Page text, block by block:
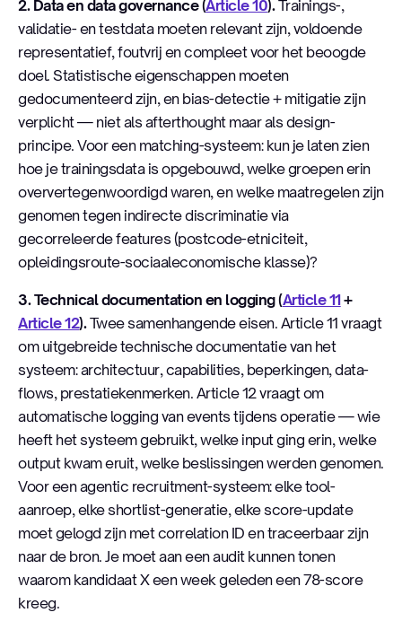
2. Data en data governance (Article 10).Trainings-,
validatie- en testdata moeten relevant zijn, voldoende
representatief, foutvrij en compleet voor het beoogde
doel. Statistische eigenschappen moeten
gedocumenteerd zijn, en bias-detectie + mitigatie zijn
verplicht — niet als afterthought maar als design-
principe. Voor een matching-systeem: kun je laten zien
hoe je trainingsdata is opgebouwd, welke groepen erin
oververtegenwoordigd waren, en welke maatregelen zijn
genomen tegen indirecte discriminatie via
gecorreleerde features (postcode-etniciteit,
opleidingsroute-sociaaleconomische klasse)?
3. Technical documentation en logging (Article 11+
Article 12).Twee samenhangende eisen. Article 11 vraagt
om uitgebreide technische documentatie van het
systeem: architectuur, capabilities, beperkingen, data-
flows, prestatiekenmerken. Article 12 vraagt om
automatische logging van events tijdens operatie — wie
heeft het systeem gebruikt, welke input ging erin, welke
output kwam eruit, welke beslissingen werden genomen.
Voor een agentic recruitment-systeem: elke tool-
aanroep, elke shortlist-generatie, elke score-update
moet gelogd zijn met correlation ID en traceerbaar zijn
naar de bron. Je moet aan een audit kunnen tonen
waarom kandidaat X een week geleden een 78-score
kreeg.